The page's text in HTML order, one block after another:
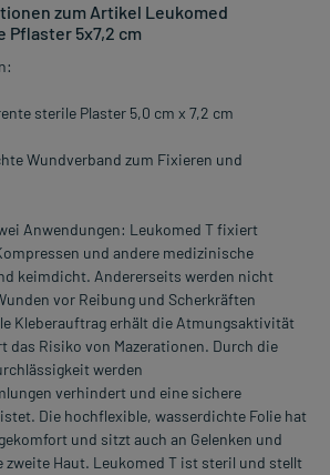
zum Artikel Leukomed
Pflaster 5x7,2 cm
sterile Plaster 5,0 cm x 7,2 cm
Wundverband zum Fixieren und
Anwendungen: Leukomed T fixiert
und andere medizinische
keimdicht. Andererseits werden nicht
vor Reibung und Scherkräften
Kleberauftrag erhält die Atmungsaktivität
das Risiko von Mazerationen. Durch die
werden
verhindert und eine sichere
Die hochflexible, wasserdichte Folie hat
und sitzt auch an Gelenken und
zweite Haut. Leukomed T ist steril und stellt